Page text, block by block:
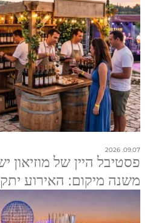
09.07. 2026
פסטיבל היין של מוזיאון
משנה מיקום: האירוע